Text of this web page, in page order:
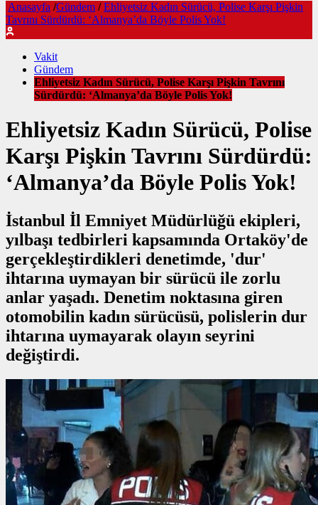
Anasayfa /Gündem / Ehliyetsiz Kadın Sürücü, Polise Karşı Pişkin
Tavrını Sürdürdü: ‘Almanya’da Böyle Polis Yok!
Vakit
Gündem
Ehliyetsiz Kadın Sürücü, Polise Karşı Pişkin Tavrını
Sürdürdü: ‘Almanya’da Böyle Polis Yok!
Ehliyetsiz Kadın Sürücü, Polise
Karşı Pişkin Tavrını Sürdürdü:
‘Almanya’da Böyle Polis Yok!
İstanbul İl Emniyet Müdürlüğü ekipleri,
yılbaşı tedbirleri kapsamında Ortaköy'de
gerçekleştirdikleri denetimde, 'dur'
ihtarına uymayan bir sürücü ile zorlu
anlar yaşadı. Denetim noktasına giren
otomobilin kadın sürücüsü, polislerin dur
ihtarına uymayarak olayın seyrini
değiştirdi.